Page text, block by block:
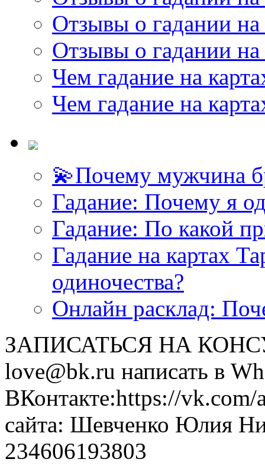
Отзывы о гадании на
Отзывы о гадании на
Чем гадание на
Чем гадание на
💫Почему мужчина
Гадание: Почему я
Гадание: По какой
Гадание на картах
одиночества?
Онлайн расклад:
ЗАПИСАТЬСЯ НА
love@bk.ru написать в
ВКонтакте:https://
сайта: Шевченко Юлия
234606193803